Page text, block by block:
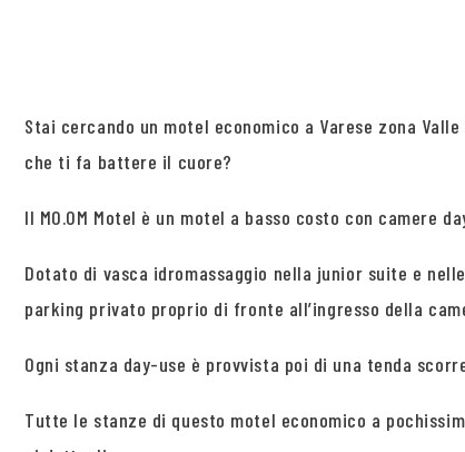
Stai cercando un motel economico a Varese zona
che ti fa battere il cuore?
Il MO.OM Motel è un motel a basso costo con camere
Dotato di vasca idromassaggio nella junior suite e
parking privato proprio di fronte all’ingresso della
Ogni stanza day-use è provvista poi di una tenda
Tutte le stanze di questo motel economico a